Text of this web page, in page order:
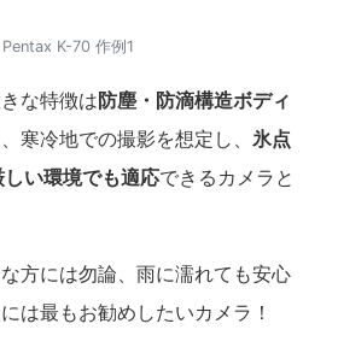
Pentax K-70 作例1
な特徴は防塵・防滴構造ボディ
寒冷地での撮影を想定し、 氷点
い環境でも適応できるカメラと
方には勿論、雨に濡れても安心
は最もお勧めしたいカメラ！